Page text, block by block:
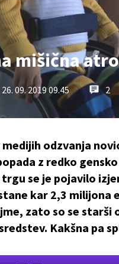
mišična
26. 09. 2019 09.45 2
medijih odzvanja
z redko
se je pojavilo
kar 2,3 milijona
zato so se starši
Kakšna pa